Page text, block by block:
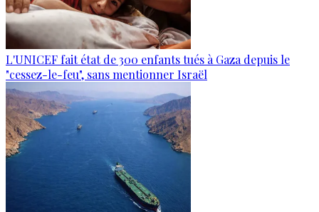
L'UNICEF fait état de 300 enfants tués à Gaza depuis le
"cessez-le-feu", sans mentionner Israël